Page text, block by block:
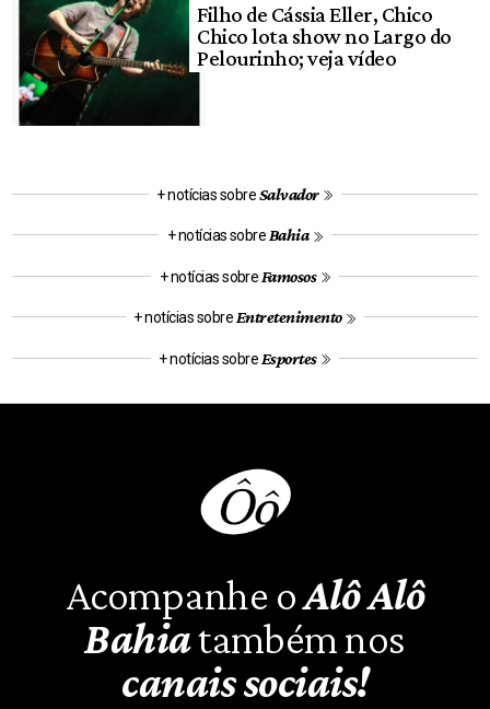
Filho de Cássia Eller, Chico
Chico lota show no Largo do
Pelourinho; veja vídeo
+ notícias sobreSalvador
+ notícias sobre Bahia
+ notícias sobre Famosos
+ notícias sobre Entretenimento
+ notícias sobre Esportes
Acompanhe oAlô Alô
Bahiatambém nos
canais sociais!